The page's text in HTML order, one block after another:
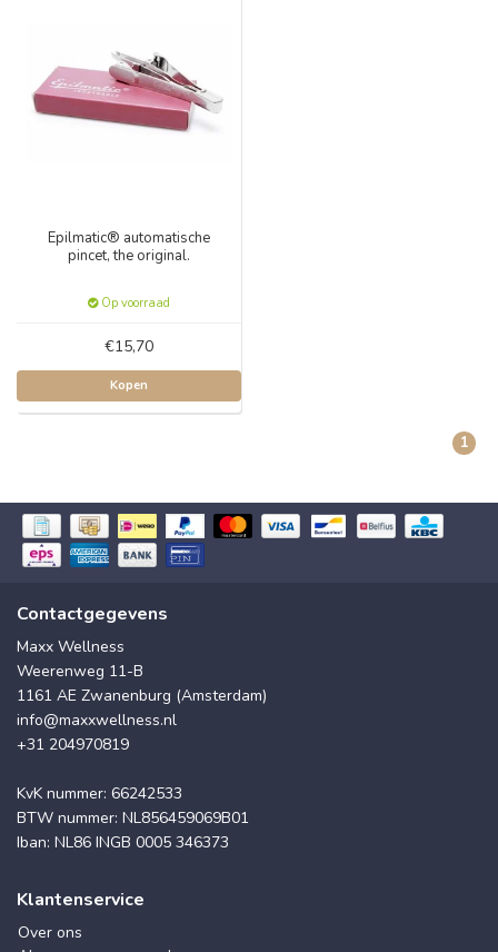
Epilmatic® automatische
pincet, the original.
Op voorraad
€15,70
Kopen
1
Contactgegevens
Maxx Wellness
Weerenweg 11-B
1161 AE Zwanenburg (Amsterdam)
info@maxxwellness.nl
+31 204970819
KvK nummer: 66242533
BTW nummer: NL856459069B01
Iban: NL86 INGB 0005 346373
Klantenservice
Over ons